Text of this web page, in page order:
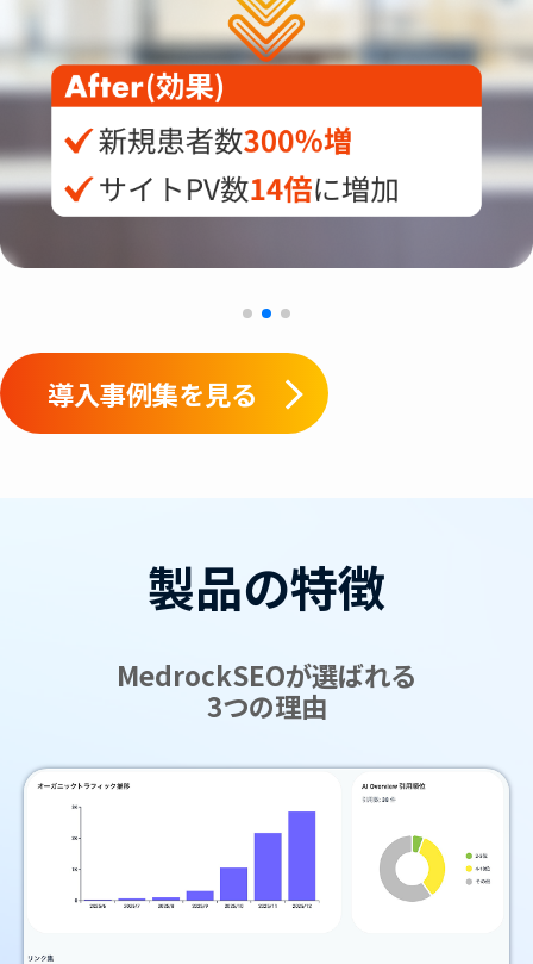
導入事例集を見る
製品の特徴
MedrockSEOが選ばれる
3つの理由